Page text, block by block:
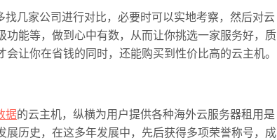
几家公司进行对比，必要时可以实地考察，然后对云
能等，做到心中有数，从而让你挑选一家服务好，质
让你在省钱的同时，还能购买到性价比高的云主机。
据的云主机，纵横为用户提供各种海外云服务器租用是
历史，在这多年发展中，先后获得多项荣誉称号，成